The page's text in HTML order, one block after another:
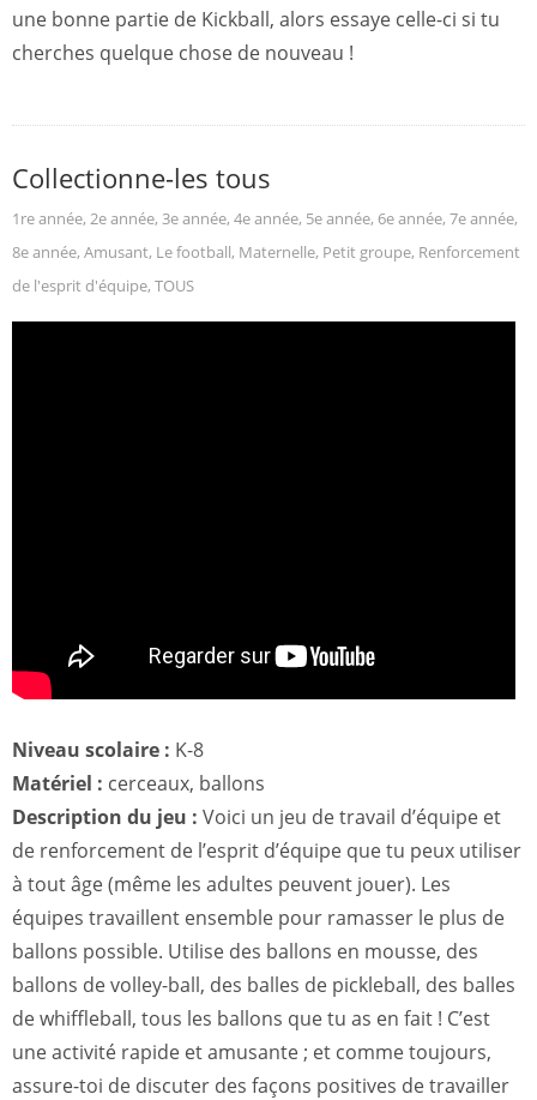
une bonne partie de Kickball, alors essaye celle-ci si tu
cherches quelque chose de nouveau !
Collectionne-les tous
1re année, 2e année, 3e année, 4e année, 5e année, 6e année, 7e année,
8e année, Amusant, Le football, Maternelle, Petit groupe, Renforcement
de l'esprit d'équipe, TOUS
Niveau scolaire : K-8
Matériel : cerceaux, ballons
Description du jeu : Voici un jeu de travail d’équipe et
de renforcement de l’esprit d’équipe que tu peux utiliser
à tout âge (même les adultes peuvent jouer). Les
équipes travaillent ensemble pour ramasser le plus de
ballons possible. Utilise des ballons en mousse, des
ballons de volley-ball, des balles de pickleball, des balles
de whiffleball, tous les ballons que tu as en fait ! C’est
une activité rapide et amusante ; et comme toujours,
assure-toi de discuter des façons positives de travailler